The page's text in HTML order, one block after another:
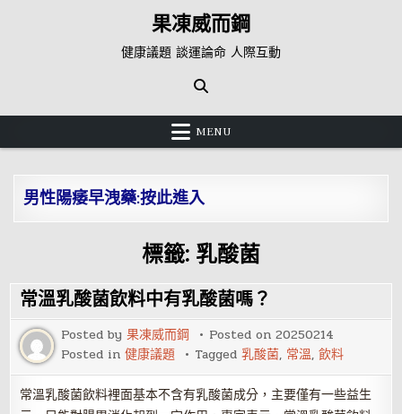
果凍威而鋼
健康議題 談運論命 人際互動
MENU
男性陽痿早洩藥:按此進入
標籤: 乳酸菌
常溫乳酸菌飲料中有乳酸菌嗎？
Posted by果凍威而鋼 Posted on20250214
Posted in健康議題 Tagged乳酸菌, 常溫,飲料
常溫乳酸菌飲料裡面基本不含有乳酸菌成分，主要僅有一些益生